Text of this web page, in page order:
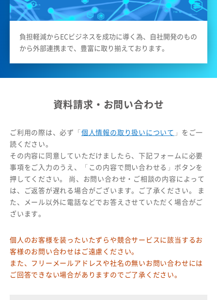
負担軽減からECビジネスを成功に導く為、自社開発のもの
から外部連携まで、豊富に取り揃えております。
資料請求・お問い合わせ
ご利用の際は、必ず「個人情報の取り扱いについて 」をご一
読ください。
その内容に同意していただけましたら、下記フォームに必要
事項をご入力のうえ、「この内容で問い合わせる」ボタンを
押してください。 尚、お問い合わせ・ご相談の内容によって
は、ご返答が遅れる場合がございます。ご了承ください。 ま
た、メール以外に電話などでお答えさせていただく場合がご
ざいます。
個人のお客様を装ったいたずらや競合サービスに該当するお
客様のお問い合わせはご遠慮ください。
また、フリーメールアドレスや社名の無いお問い合わせには
ご回答できない場合がありますのでご了承ください。